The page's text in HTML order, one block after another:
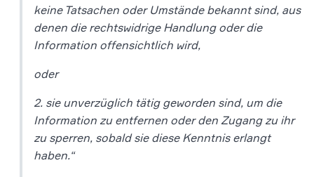
keine Tatsachen oder Umstände bekannt sind, aus
denen die rechtswidrige Handlung oder die
Information offensichtlich wird,
oder
2. sie unverzüglich tätig geworden sind, um die
Information zu entfernen oder den Zugang zu ihr
zu sperren, sobald sie diese Kenntnis erlangt
haben.“